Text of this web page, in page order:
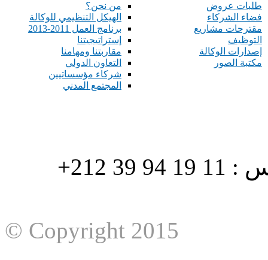
من نحن؟
الهيكل التنظيمي للوكالة
برنامج العمل 2011-2013
إستراتيجيتنا
مقاربتنا ومهامنا
التعاون الدولي
شركاء مؤسساتيين
المجتمع المدني
طلبات عروض
فضاء الشركاء
مقترحات مشاريع
التوظيف
إصدارات الوكالة
مكتبة الصور
هاتف : 90/88 32 94 39 212+ فاكس : 11 19 94 39 212+
© Copyright 2015